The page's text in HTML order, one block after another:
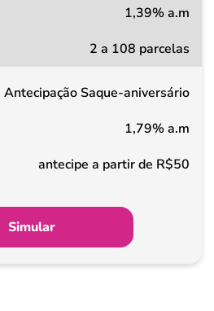
1,39% a.m
2 a 108 parcelas
Antecipação Saque-aniversário
1,79% a.m
antecipe a partir de R$50
Simular